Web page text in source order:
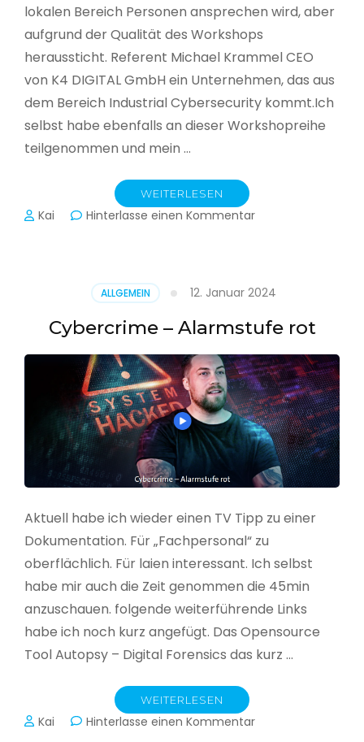
lokalen Bereich Personen ansprechen wird, aber
aufgrund der Qualität des Workshops
heraussticht. Referent Michael Krammel CEO
von K4 DIGITAL GmbH ein Unternehmen, das aus
dem Bereich Industrial Cybersecurity kommt.Ich
selbst habe ebenfalls an dieser Workshopreihe
teilgenommen und mein …
WEITERLESEN
Kai Hinterlasse einen Kommentarzu
Produktion
ALLGEMEIN 12. Januar 2024
Cybercrime – Alarmstufe rot
Aktuell habe ich wieder einen TV Tipp zu einer
Dokumentation. Für „Fachpersonal“ zu
oberflächlich. Für laien interessant. Ich selbst
habe mir auch die Zeit genommen die 45min
anzuschauen. folgende weiterführende Links
habe ich noch kurz angefügt. Das Opensource
Tool Autopsy – Digital Forensics das kurz …
WEITERLESEN
Kai Hinterlasse einen Kommentarzu